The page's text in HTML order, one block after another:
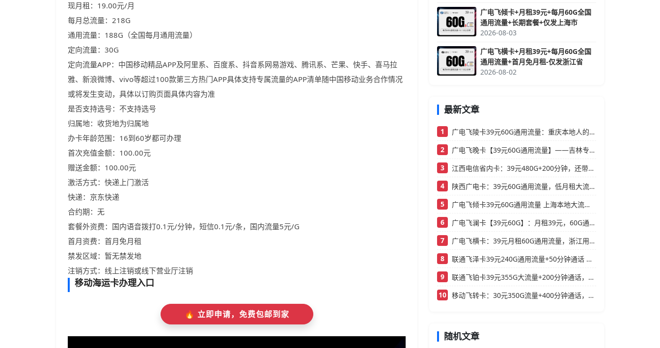
现月租：19.00元/月
每月总流量：218G
通用流量：188G（全国每月通用流量）
定向流量：30G
定向流量APP：中国移动精品APP及阿里系、百度系、抖音系网易游戏、腾讯系、芒果、快手、喜马拉
雅、新浪微博、vivo等超过100款第三方热门APP具体支持专属流量的APP清单随中国移动业务合作情况
或将发生变动，具体以订购页面具体内容为准
是否支持选号：不支持选号
归属地：收货地为归属地
办卡年龄范围：16到60岁都可办理
首次充值金额：100.00元
赠送金额：100.00元
激活方式：快递上门激活
快递：京东快递
合约期：无
套餐外资费：国内语音拨打0.1元/分钟，短信0.1元/条，国内流量5元/G
首月资费：首月免月租
禁发区域：暂无禁发地
注销方式：线上注销或线下营业厅注销
移动海运卡办理入口
🔥 立即申请，免费包邮到家
广电飞倾卡+月租39元+每月60G全国
通用流量+长期套餐+仅发上海市
2026-08-03
广电飞横卡+月租39元+每月60G全国
通用流量+首月免月租-仅发浙江省
2026-08-02
最新文章
1
广电飞陵卡39元60G通用流量：重庆本地人的高性价比大流量卡推荐
2
广电飞晚卡【39元60G通用流量】——吉林专属，首月按天折算，流量充足不踩坑
3
江西电信省内卡：39元480G+200分钟，还带视频会员的大流量卡
4
陕西广电卡：39元60G通用流量，低月租大流量卡还支持结转
5
广电飞倾卡39元60G通用流量 上海本地大流量卡办理攻略
6
广电飞澜卡【39元60G】：月租39元，60G通用流量，首月免费真香！
7
广电飞横卡：39元月租60G通用流量，浙江用户专属的实用型套餐
8
联通飞泽卡39元240G通用流量+50分钟通话 大流量低月租办理指南
9
联通飞铂卡39元355G大流量+200分钟通话，还送一年会员
10
移动飞转卡：30元350G流量+400分钟通话，还送3个会员的低月租神卡
随机文章